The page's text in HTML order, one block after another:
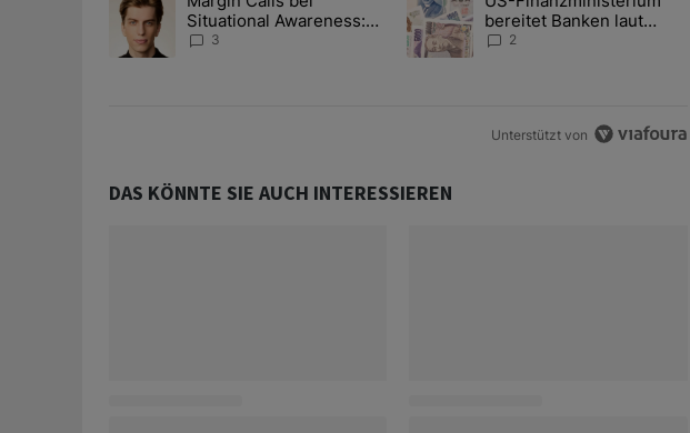
Situational Awareness:
Alles über den Retter-
3
bereitet Banken laut
Insider auf eventuelle
2
Unterstützt von
DAS KÖNNTE SIE AUCH INTERESSIEREN